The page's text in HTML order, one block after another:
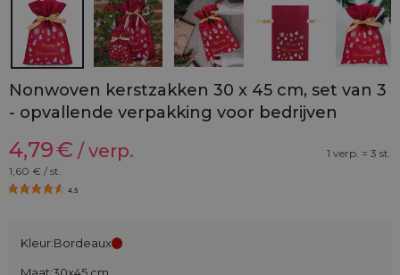
Nonwoven kerstzakken 30 x 45 cm, set van 3
- opvallende verpakking voor bedrijven
4,79€ / verp.
1 verp. = 3 st.
1,60 € / st.
4.5
Kleur:Bordeaux